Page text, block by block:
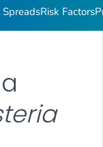
Risk Factors